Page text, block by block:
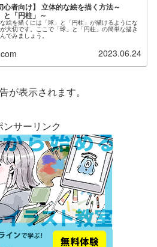
心者向け】 立体的な絵を描く方法～
と「円柱」～
絵を描くには「球」と「円柱」が描けるようにな
大切です。ここで「球」と「円柱」の簡単な描き
でみましょう。
2023.06.24
が表示されます。
ンサーリンク